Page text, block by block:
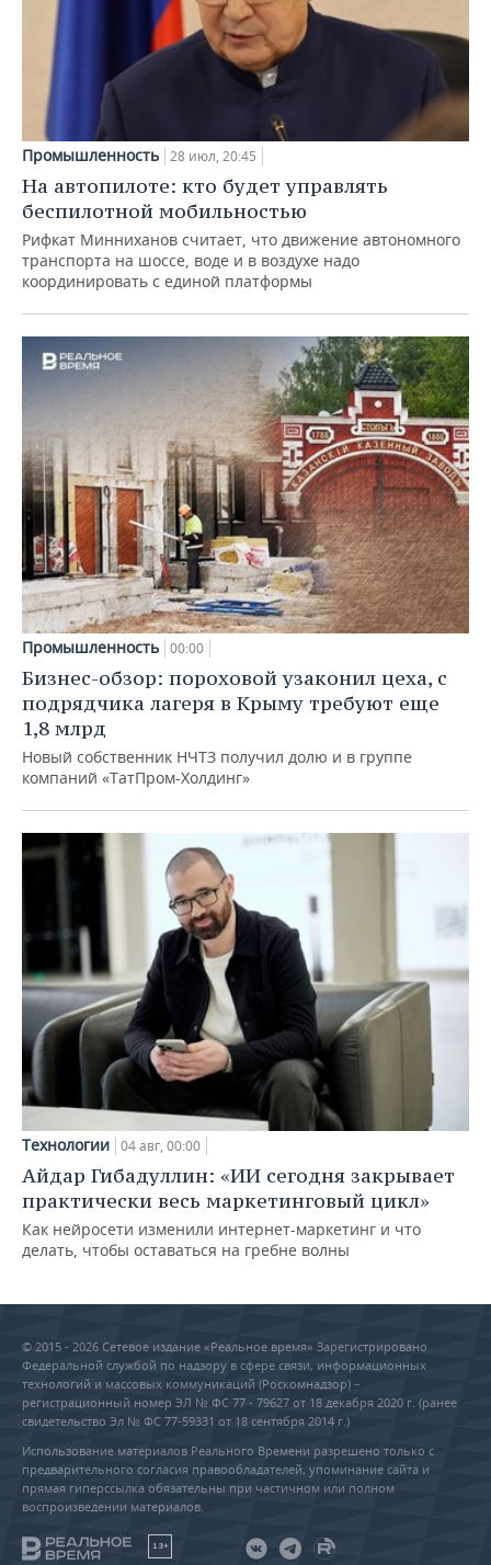
Промышленность 28 июл, 20:45
На автопилоте: кто будет управлять
беспилотной мобильностью
Рифкат Минниханов считает, что движение автономного
транспорта на шоссе, воде и в воздухе надо
координировать с единой платформы
Промышленность 00:00
Бизнес-обзор: пороховой узаконил цеха, с
подрядчика лагеря в Крыму требуют еще
1,8 млрд
Новый собственник НЧТЗ получил долю и в группе
компаний «ТатПром-Холдинг»
Технологии 04 авг, 00:00
Айдар Гибадуллин: «ИИ сегодня закрывает
практически весь маркетинговый цикл»
Как нейросети изменили интернет-маркетинг и что
делать, чтобы оставаться на гребне волны
© 2015 - 2026 Сетевое издание «Реальное время» Зарегистрировано
Федеральной службой по надзору в сфере связи, информационных
технологий и массовых коммуникаций (Роскомнадзор) –
регистрационный номер ЭЛ № ФС 77 - 79627 от 18 декабря 2020 г. (ранее
свидетельство Эл № ФС 77-59331 от 18 сентября 2014 г.)
Использование материалов Реального Времени разрешено только с
предварительного согласия правообладателей, упоминание сайта и
прямая гиперссылка обязательны при частичном или полном
воспроизведении материалов.
18+